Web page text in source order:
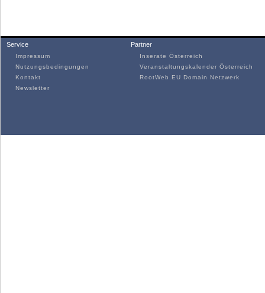
Service
Impressum
Nutzungsbedingungen
Kontakt
Newsletter
Partner
Inserate Österreich
Veranstaltungskalender Österreich
RootWeb.EU Domain Netzwerk